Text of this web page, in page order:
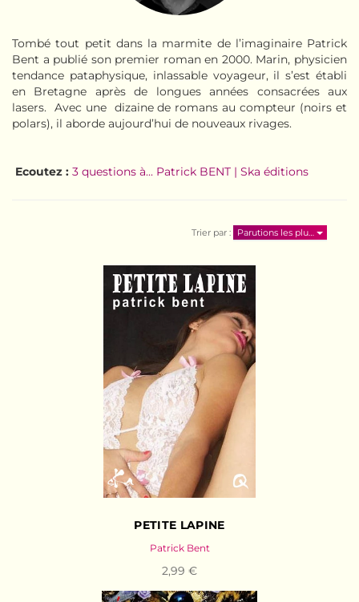
Tombé tout petit dans la marmite de l’imaginaire Patrick
Bent a publié son premier roman en 2000. Marin, physicien
tendance pataphysique, inlassable voyageur, il s’est établi
en Bretagne après de longues années consacrées aux
lasers. Avec une dizaine de romans au compteur (noirs et
polars), il aborde aujourd’hui de nouveaux rivages.
Ecoutez : 3 questions à... Patrick BENT | Ska éditions
Trier par : Parutions les plu…
PETITE LAPINE
Patrick Bent
2,99 €